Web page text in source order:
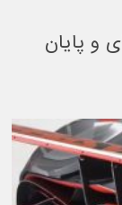
و پایان